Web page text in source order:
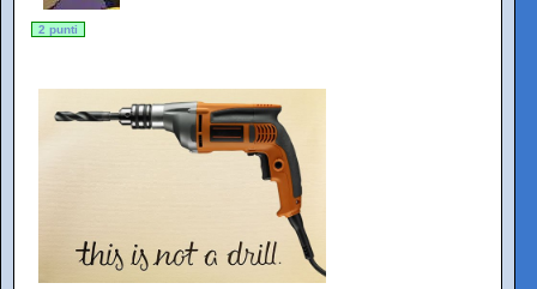
2 punti